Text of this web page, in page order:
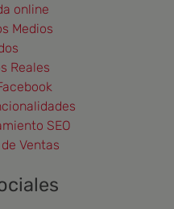
online
Medios
Reales
SEO
Ventas